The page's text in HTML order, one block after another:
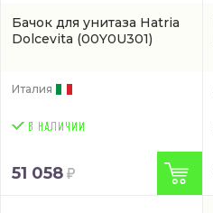
Бачок для унитаза Hatria
Dolcevita (00Y0U301)
Италия
51 058